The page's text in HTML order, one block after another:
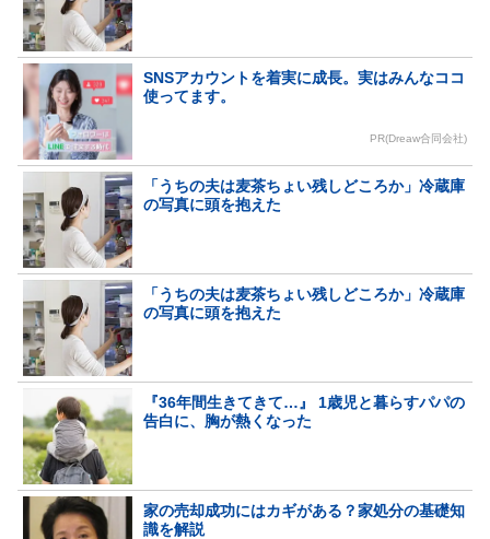
SNSアカウントを着実に成長。実はみんなココ
使ってます。
PR(Dreaw合同会社)
「うちの夫は麦茶ちょい残しどころか」冷蔵庫
の写真に頭を抱えた
「うちの夫は麦茶ちょい残しどころか」冷蔵庫
の写真に頭を抱えた
『36年間生きてきて…』 1歳児と暮らすパパの
告白に、胸が熱くなった
家の売却成功にはカギがある？家処分の基礎知
識を解説